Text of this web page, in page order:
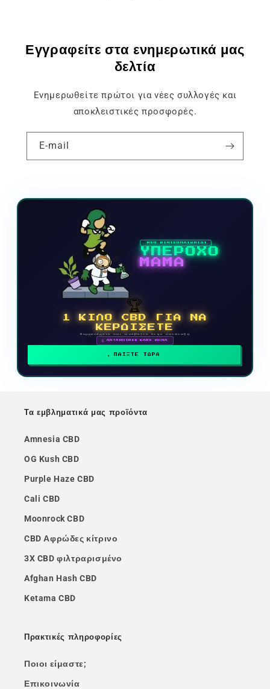
Εγγραφείτε στα ενημερωτικά μας
δελτία
Ενημερωθείτε πρώτοι για νέες συλλογές και
αποκλειστικές προσφορές.
E-mail
ΝΕΟ ΒΙΝΤΕΟΠΑΙΧΝΙΔΙ
ΥΠΕΡΟΧΟ
ΜΑΜΑ
🏆
1 ΚΙΛΟ CBD ΓΙΑ ΝΑ
ΚΕΡΔΙΣΕΤΕ
Συμμετέχετε και ανεβείτε στην κατάταξη
🗓 ΑΝΤΑΜΟΙΒΕΣ ΚΑΘΕ ΜΗΝΑ
ΠΑΙΞΤΕ ΤΩΡΑ
Τα εμβληματικά μας προϊόντα
Amnesia CBD
OG Kush CBD
Purple Haze CBD
Cali CBD
Moonrock CBD
CBD Αφρώδες κίτρινο
3X CBD φιλτραρισμένο
Afghan Hash CBD
Ketama CBD
Πρακτικές πληροφορίες
Ποιοι είμαστε;
Επικοινωνία